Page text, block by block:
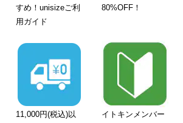
すめ！unisizeご利
用ガイド
80%OFF！
11,000円(税込)以
イトキンメンバー